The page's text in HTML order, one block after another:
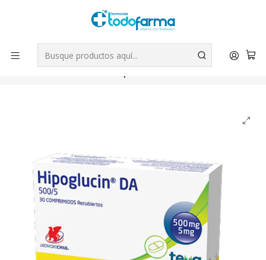
Tus compras tienen envío GRATIS por Rappi - Atención exclusiva
para Chile | WhatsApp +56
Leer más
Inicio Medicamentos
Hipoglucin DA Metformina Glibenclamida 500/5 mg 30